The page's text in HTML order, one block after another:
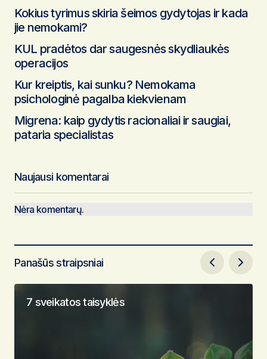
Kokius tyrimus skiria šeimos gydytojas ir kada
jie nemokami?
KUL pradėtos dar saugesnės skydliaukės
operacijos
Kur kreiptis, kai sunku? Nemokama
psichologinė pagalba kiekvienam
Migrena: kaip gydytis racionaliai ir saugiai,
pataria specialistas
Naujausi komentarai
Nėra komentarų.
Panašūs straipsniai
7 sveikatos taisyklės